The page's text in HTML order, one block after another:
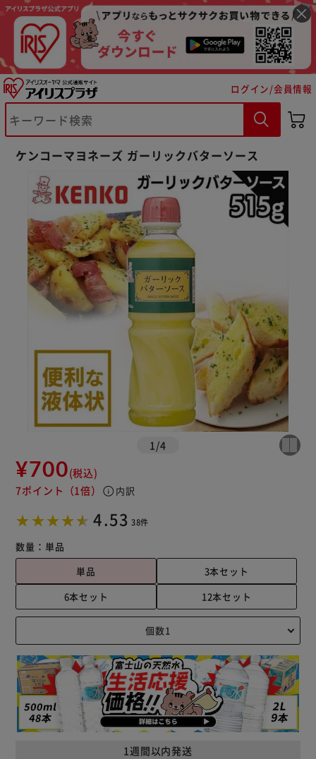
ログイン/会員情報
ケンコーマヨネーズ ガーリックバターソース
1 /4
¥700(税込)
7ポイント （1倍） info 内訳
4.53 38件
数量： 単品
単品
3本セット
6本セット
12本セット
1週間以内発送
※ご確認ください
カートに入れる 購入手続きへ